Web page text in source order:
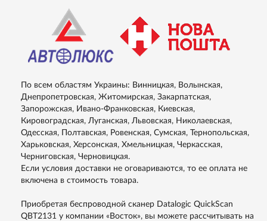
По всем областям Украины: Винницкая, Волынская,
Днепропетровская, Житомирская, Закарпатская,
Запорожская, Ивано-Франковская, Киевская,
Кировоградская, Луганская, Львовская, Николаевская,
Одесская, Полтавская, Ровенская, Сумская, Тернопольская,
Харьковская, Херсонская, Хмельницкая, Черкасская,
Черниговская, Черновицкая.
Если условия доставки не оговариваются, то ее оплата не
включена в стоимость товара.
Приобретая беспроводной сканер Datalogic QuickScan
QBT2131 у компании «Восток», вы можете рассчитывать на